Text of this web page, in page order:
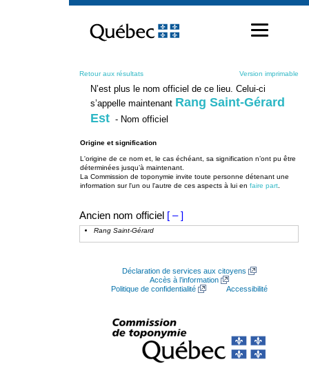
contenu
Retour aux résultats Version imprimable
N’est plus le nom officiel de ce lieu. Celui-ci
s’appelle maintenant Rang Saint-Gérard
Est - Nom officiel
Origine et signification
L'origine de ce nom et, le cas échéant, sa signification n’ont pu être
déterminées jusqu’à maintenant.
La Commission de toponymie invite toute personne détenant une
information sur l'un ou l'autre de ces aspects à lui en faire part
Ancien nom officiel [ – ]
Rang Saint-Gérard
Déclaration de services aux citoyens
Accès à l’information
Politique de confidentialité
Accessibilité